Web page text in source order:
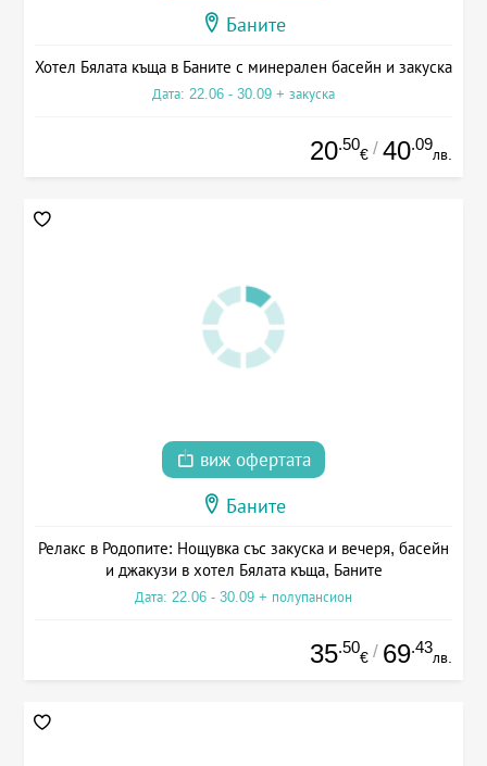
Баните
Хотел Бялата къща в Баните с минерален басейн и закуска
Дата: 22.06 - 30.09 + закуска
20.50
€ / 40.09
лв.
виж офертата
Баните
Релакс в Родопите: Нощувка със закуска и вечеря, басейн
и джакузи в хотел Бялата къща, Баните
Дата: 22.06 - 30.09 + полупансион
35.50
€ / 69.43
лв.